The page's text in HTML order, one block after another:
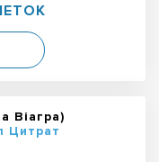
Віагра)
Цитрат